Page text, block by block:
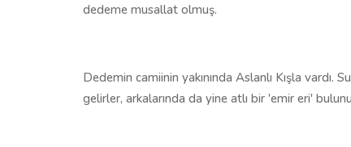
dedeme musallat olmuş.
Dedemin camiinin yakınında Aslanlı Kışla vardı.
gelirler, arkalarında da yine atlı bir 'emir eri'